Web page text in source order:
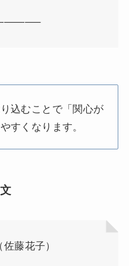
込むことで「関心が
すくなります。
藤花子）